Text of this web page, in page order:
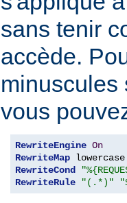
sans tenir
accède.
minuscules
vous
RewriteEngine On
RewriteMap
RewriteCond
RewriteRule
"(.*)"